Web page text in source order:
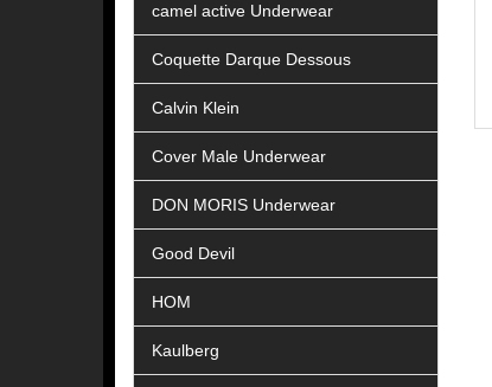
camel active Underwear
Coquette Darque Dessous
Calvin Klein
Cover Male Underwear
DON MORIS Underwear
Good Devil
HOM
Kaulberg